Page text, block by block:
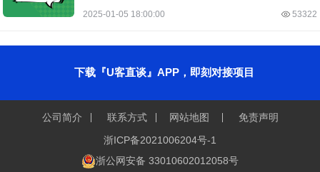
2025-01-05 18:00:00 53322
下载『U客直谈』APP，即刻对接项目
公司简介 联系方式 网站地图
免责声明
浙ICP备2021006204号-1
浙公网安备 33010602012058号